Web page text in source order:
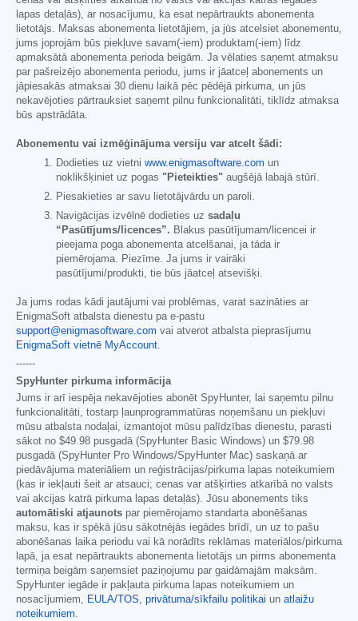
lapas detaļās), ar nosacījumu, ka esat nepārtraukts abonementa
lietotājs. Maksas abonementa lietotājiem, ja jūs atcelsiet abonementu,
jums joprojām būs piekļuve savam(-iem) produktam(-iem) līdz
apmaksātā abonementa perioda beigām. Ja vēlaties saņemt atmaksu
par pašreizējo abonementa periodu, jums ir jāatceļ abonements un
jāpiesakās atmaksai 30 dienu laikā pēc pēdējā pirkuma, un jūs
nekavējoties pārtrauksiet saņemt pilnu funkcionalitāti, tiklīdz atmaksa
būs apstrādāta.
Abonementu vai izmēģinājuma versiju var atcelt šādi:
Dodieties uz vietni www.enigmasoftware.com un
noklikšķiniet uz pogas "Pieteikties" augšējā labajā stūrī.
Piesakieties ar savu lietotājvārdu un paroli.
Navigācijas izvēlnē dodieties uz sadaļu
“Pasūtījums/licences”. Blakus pasūtījumam/licencei ir
pieejama poga abonementa atcelšanai, ja tāda ir
piemērojama. Piezīme. Ja jums ir vairāki
pasūtījumi/produkti, tie būs jāatceļ atsevišķi.
Ja jums rodas kādi jautājumi vai problēmas, varat sazināties ar
EnigmaSoft atbalsta dienestu pa e-pastu
support@enigmasoftware.com vai atverot atbalsta pieprasījumu
EnigmaSoft vietnē MyAccount.
------
SpyHunter pirkuma informācija
Jums ir arī iespēja nekavējoties abonēt SpyHunter, lai saņemtu pilnu
funkcionalitāti, tostarp ļaunprogrammatūras noņemšanu un piekļuvi
mūsu atbalsta nodaļai, izmantojot mūsu palīdzības dienestu, parasti
sākot no $49.98 pusgadā (SpyHunter Basic Windows) un $79.98
pusgadā (SpyHunter Pro Windows/SpyHunter Mac) saskaņā ar
piedāvājuma materiāliem un reģistrācijas/pirkuma lapas noteikumiem
(kas ir iekļauti šeit ar atsauci; cenas var atšķirties atkarībā no valsts
vai akcijas katrā pirkuma lapas detaļās). Jūsu abonements tiks
automātiski atjaunots par piemērojamo standarta abonēšanas
maksu, kas ir spēkā jūsu sākotnējās iegādes brīdī, un uz to pašu
abonēšanas laika periodu vai kā norādīts reklāmas materiālos/pirkuma
lapā, ja esat nepārtraukts abonementa lietotājs un pirms abonementa
termiņa beigām saņemsiet paziņojumu par gaidāmajām maksām.
SpyHunter iegāde ir pakļauta pirkuma lapas noteikumiem un
nosacījumiem, EULA/TOS, privātuma/sīkfailu politikai un atlaižu
noteikumiem.